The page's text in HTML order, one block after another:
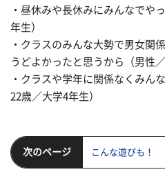
・昼休みや長休みにみんなでや
年生）
・クラスのみんな大勢で男女関
うどよかったと思うから（男性
・クラスや学年に関係なくみん
22歳／大学4年生）
次のページ こんな遊びも！